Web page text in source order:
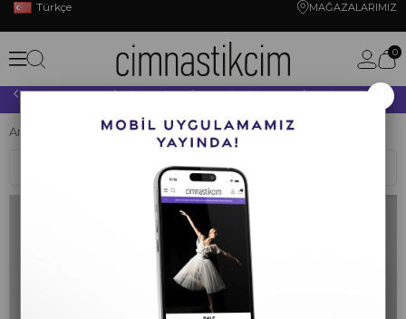
Türkçe MAĞAZALARIMIZ
0
10.000 TL VE ÜZERİ YAPACAĞINIZ TÜM ALIŞVERİŞLERİNİZDE KARGO ÜCRETSİZ!
Anasayfa BALE BALE MAYOLARI Bale Etekleri